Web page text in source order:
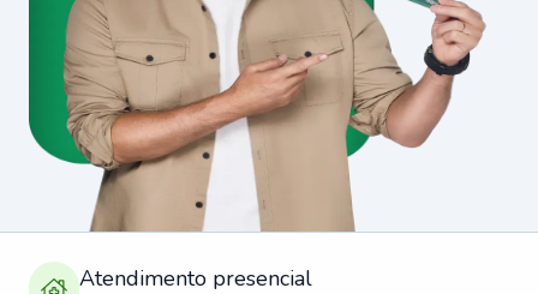
Atendimento presencial